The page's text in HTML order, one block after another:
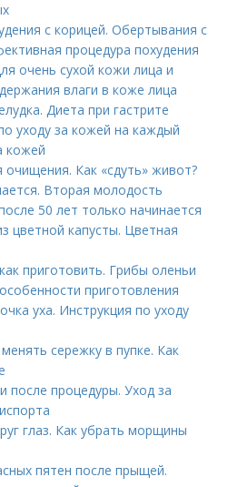
с корицей. Обертывания с
процедура похудения
очень сухой кожи лица и
влаги в коже лица
Диета при гастрите
уходу за кожей на каждый
кожей
Как «сдуть» живот?
Вторая молодость
50 лет только начинается
цветной капусты. Цветная
приготовить. Грибы оленьи
приготовления
уха. Инструкция по уходу
сережку в пупке. Как
после процедуры. Уход за
глаз. Как убрать морщины
пятен после прыщей.